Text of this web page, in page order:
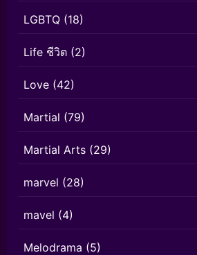
LGBTQ (18)
Life ชีวิต (2)
Love (42)
Martial (79)
Martial Arts (29)
marvel (28)
mavel (4)
Melodrama (5)